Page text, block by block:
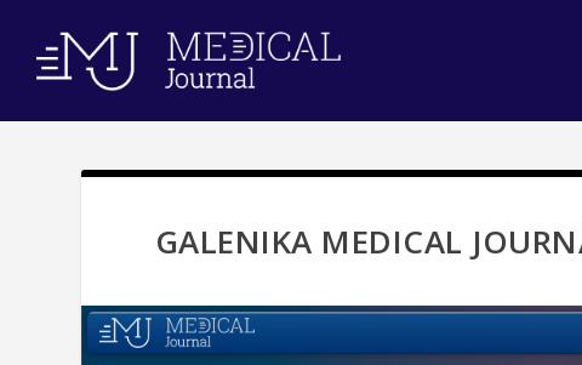
GALENIKA MEDICAL